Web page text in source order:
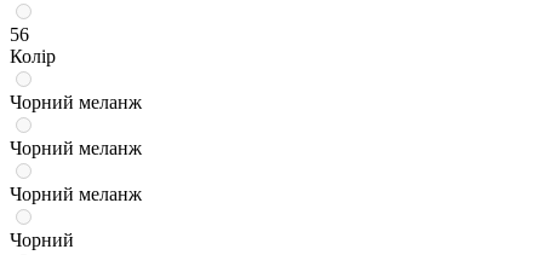
56
Колір
Чорний меланж
Чорний меланж
Чорний меланж
Чорний